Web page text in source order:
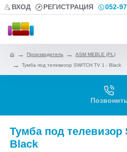
ВХОД РЕГИСТРАЦИЯ 052-
Производитель
ASM MEBLE (PL)
Тумба под телевизор SWITCH TV 1 - Black
Позвонить
Тумба под телевизор
Black